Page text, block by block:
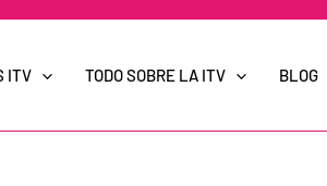
ITV TODO SOBRE LA ITV BLOG